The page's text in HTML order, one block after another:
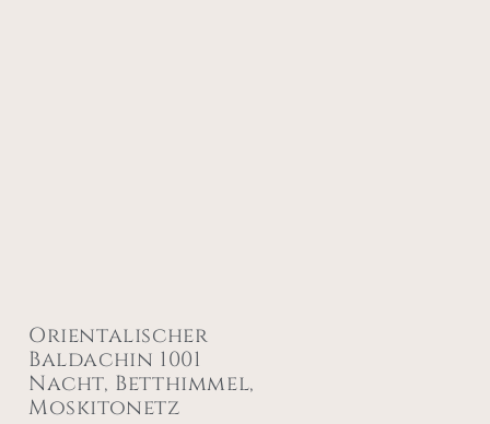
Orientalischer
Baldachin 1001
Nacht, Betthimmel,
Moskitonetz